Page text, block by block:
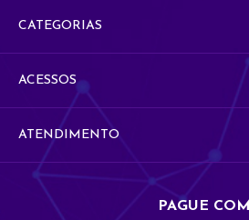
CATEGORIAS
ACESSOS
ATENDIMENTO
PAGUE COM